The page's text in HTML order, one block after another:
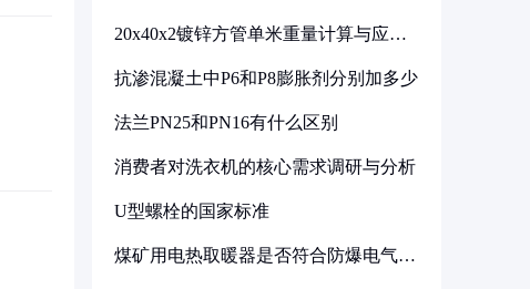
20x40x2镀锌方管单米重量计算与应用
抗渗混凝土中P6和P8膨胀剂分别加多少
法兰PN25和PN16有什么区别
消费者对洗衣机的核心需求调研与分析
U型螺栓的国家标准
煤矿用电热取暖器是否符合防爆电气设